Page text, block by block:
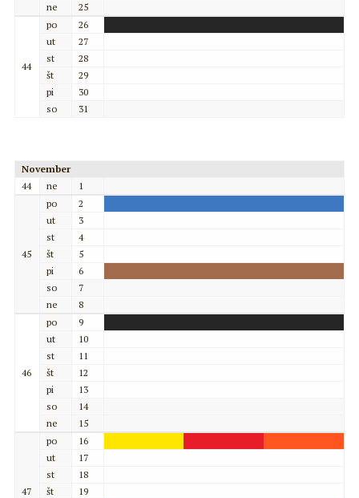
ne
25
44
po
26
ut
27
st
28
št
29
pi
30
so
31
November
44
ne 1
45
po
2
ut
3
st
4
št
5
pi
6
so
7
ne
8
46
po
9
ut
10
st
11
št
12
pi
13
so
14
ne
15
47
po
16
ut
17
st
18
št
19